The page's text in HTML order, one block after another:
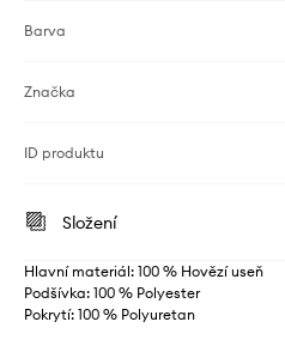
Barva
Značka
ID produktu
Složení
Hlavní materiál: 100 % Hovězí useň
Podšívka: 100 % Polyester
Pokrytí: 100 % Polyuretan